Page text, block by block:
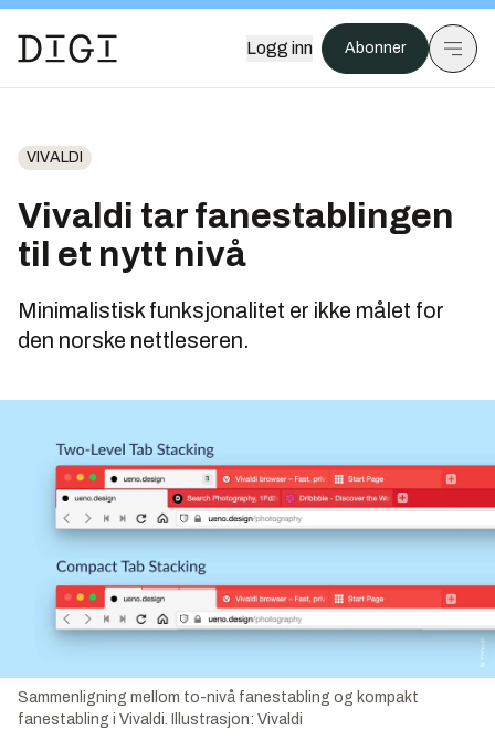
Logg inn Abonner
VIVALDI
Vivaldi tar fanestablingen
til et nytt nivå
Minimalistisk funksjonalitet er ikke målet for
den norske nettleseren.
Sammenligning mellom to-nivå fanestabling og kompakt
fanestabling i Vivaldi.
Illustrasjon: Vivaldi